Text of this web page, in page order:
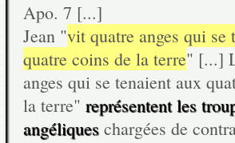
Apo. 7 [...]
Jean "vit quatre anges qui se
quatre coins de la terre" [...]
anges qui se tenaient aux
la terre"représentent les
angéliques chargées de